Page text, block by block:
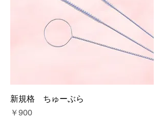
新規格 ちゅーぶら
価格
￥900